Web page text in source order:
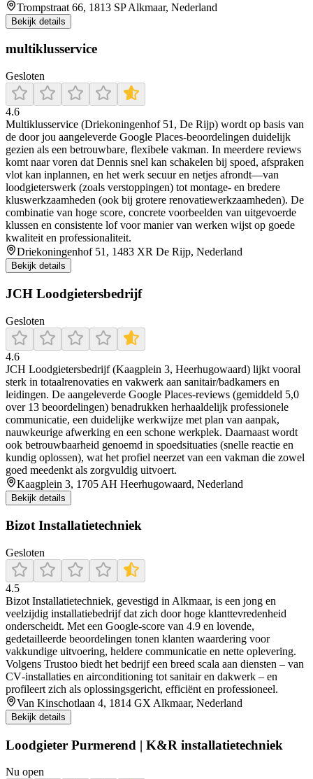
Trompstraat 66, 1813 SP Alkmaar, Nederland
Bekijk details
multiklusservice
Gesloten
4.6
Multiklusservice (Driekoningenhof 51, De Rijp) wordt op basis van
de door jou aangeleverde Google Places-beoordelingen duidelijk
gezien als een betrouwbare, flexibele vakman. In meerdere reviews
komt naar voren dat Dennis snel kan schakelen bij spoed, afspraken
vlot kan inplannen, en het werk secuur en netjes afrondt—van
loodgieterswerk (zoals verstoppingen) tot montage- en bredere
kluswerkzaamheden (ook bij grotere renovatiewerkzaamheden). De
combinatie van hoge score, concrete voorbeelden van uitgevoerde
klussen en consistente lof voor manier van werken wijst op goede
kwaliteit en professionaliteit.
Driekoningenhof 51, 1483 XR De Rijp, Nederland
Bekijk details
JCH Loodgietersbedrijf
Gesloten
4.6
JCH Loodgietersbedrijf (Kaagplein 3, Heerhugowaard) lijkt vooral
sterk in totaalrenovaties en vakwerk aan sanitair/badkamers en
leidingen. De aangeleverde Google Places-reviews (gemiddeld 5,0
over 13 beoordelingen) benadrukken herhaaldelijk professionele
communicatie, een duidelijke werkwijze met plan van aanpak,
nauwkeurige afwerking en een schone werkplek. Daarnaast wordt
ook betrouwbaarheid genoemd in spoedsituaties (snelle reactie en
kundig oplossen), wat het profiel neerzet van een vakman die zowel
goed meedenkt als zorgvuldig uitvoert.
Kaagplein 3, 1705 AH Heerhugowaard, Nederland
Bekijk details
Bizot Installatietechniek
Gesloten
4.5
Bizot Installatietechniek, gevestigd in Alkmaar, is een jong en
veelzijdig installatiebedrijf dat zich door hoge klanttevredenheid
onderscheidt. Met een Google-score van 4.9 en lovende,
gedetailleerde beoordelingen tonen klanten waardering voor
vakkundige uitvoering, heldere communicatie en nette oplevering.
Volgens Trustoo biedt het bedrijf een breed scala aan diensten – van
CV‐installaties en airconditioning tot sanitair en dakwerk – en
profileert zich als oplossingsgericht, efficiënt en professioneel.
Van Kinschotlaan 4, 1814 GX Alkmaar, Nederland
Bekijk details
Loodgieter Purmerend | K&R installatietechniek
Nu open